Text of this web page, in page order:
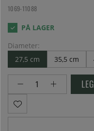
1069-11088
Diameter:
27,5 cm
35,5 cm